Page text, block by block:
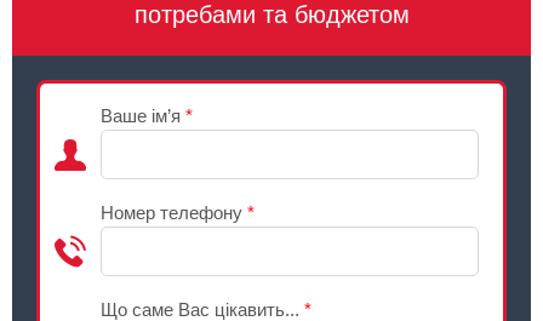
потребами та бюджетом
Ваше ім’я *
Номер телефону *
Що саме Вас цікавить... *